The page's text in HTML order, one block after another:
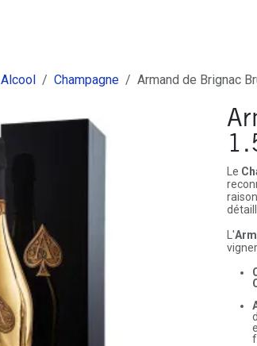
Alcool Champagne Armand de Brignac
Le
L'